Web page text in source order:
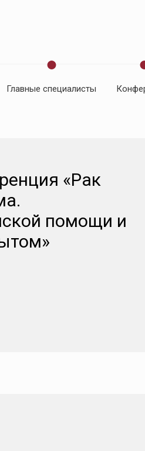
Главные специалисты
«Рак
помощи и